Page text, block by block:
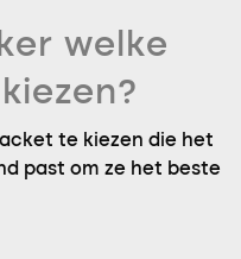
welke
te kiezen die het
past om ze het beste